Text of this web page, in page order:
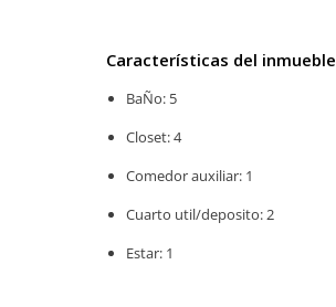
Características del inmueble
BaÑo: 5
Closet: 4
Comedor auxiliar: 1
Cuarto util/deposito: 2
Estar: 1